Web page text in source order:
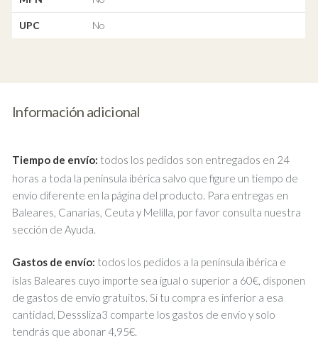
UPC No
Información adicional
Tiempo de envío: todos los pedidos son entregados en 24
horas a toda la península ibérica salvo que figure un tiempo de
envío diferente en la página del producto. Para entregas en
Baleares, Canarias, Ceuta y Melilla, por favor consulta nuestra
sección de Ayuda.
Gastos de envío: todos los pedidos a la península ibérica e
islas Baleares cuyo importe sea igual o superior a 60€, disponen
de gastos de envío gratuitos. Si tu compra es inferior a esa
cantidad, Desssliza3 comparte los gastos de envío y solo
tendrás que abonar 4,95€.